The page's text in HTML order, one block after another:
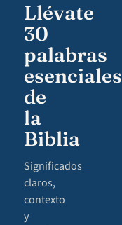
Llévate
30
palabras
esenciales
de
la
Biblia
Significados
claros,
contexto
y